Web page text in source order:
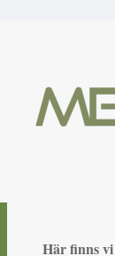
Här finns vi